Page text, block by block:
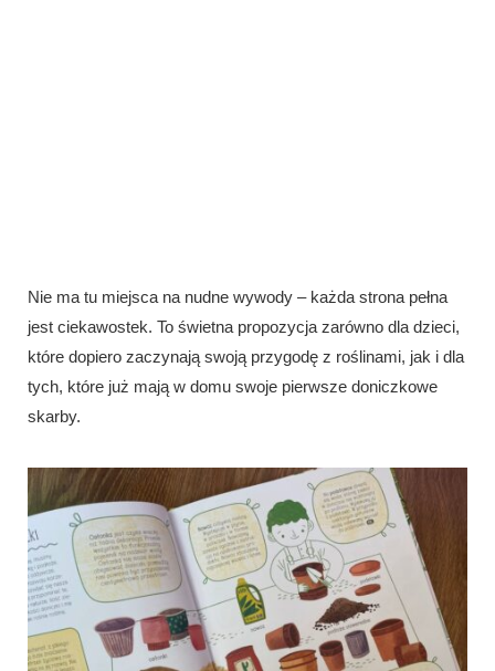
Nie ma tu miejsca na nudne wywody – każda strona pełna
jest ciekawostek. To świetna propozycja zarówno dla dzieci,
które dopiero zaczynają swoją przygodę z roślinami, jak i dla
tych, które już mają w domu swoje pierwsze doniczkowe
skarby.